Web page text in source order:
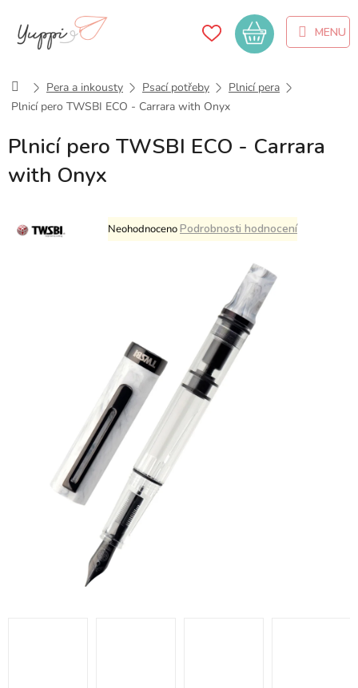
obsah
Nákupní
košík
DomůPera a inkousty Psací potřeby
Plnicí pera
Plnicí pero TWSBI ECO - Carrara with Onyx
Plnicí pero TWSBI ECO - Carrara
with Onyx
Průměrné
hodnocení
NeohodnocenoPodrobnosti hodnocení